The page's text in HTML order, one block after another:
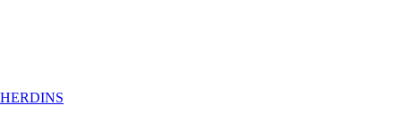
HERDINS